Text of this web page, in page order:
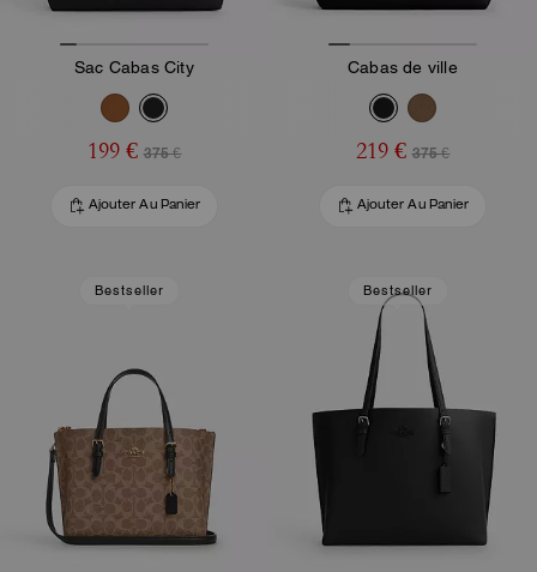
Sac Cabas City
199 € 375 €
Ajouter Au Panier
Cabas de ville
219 € 375 €
Ajouter Au Panier
Bestseller Bestseller